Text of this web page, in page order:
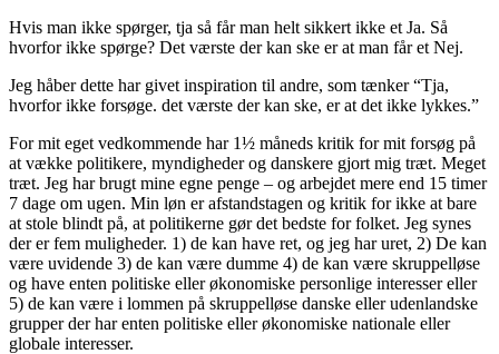
Hvis man ikke spørger, tja så får man helt sikkert ikke et Ja. Så
hvorfor ikke spørge? Det værste der kan ske er at man får et Nej.
Jeg håber dette har givet inspiration til andre, som tænker “Tja,
hvorfor ikke forsøge. det værste der kan ske, er at det ikke lykkes.”
For mit eget vedkommende har 1½ måneds kritik for mit forsøg på
at vække politikere, myndigheder og danskere gjort mig træt. Meget
træt. Jeg har brugt mine egne penge – og arbejdet mere end 15 timer
7 dage om ugen. Min løn er afstandstagen og kritik for ikke at bare
at stole blindt på, at politikerne gør det bedste for folket. Jeg synes
der er fem muligheder. 1) de kan have ret, og jeg har uret, 2) De kan
være uvidende 3) de kan være dumme 4) de kan være skruppelløse
og have enten politiske eller økonomiske personlige interesser eller
5) de kan være i lommen på skruppelløse danske eller udenlandske
grupper der har enten politiske eller økonomiske nationale eller
globale interesser.